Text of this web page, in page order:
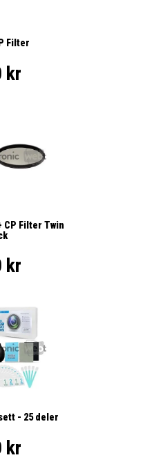
Filter
kr
CP Filter Twin
kr
- 25 deler
kr